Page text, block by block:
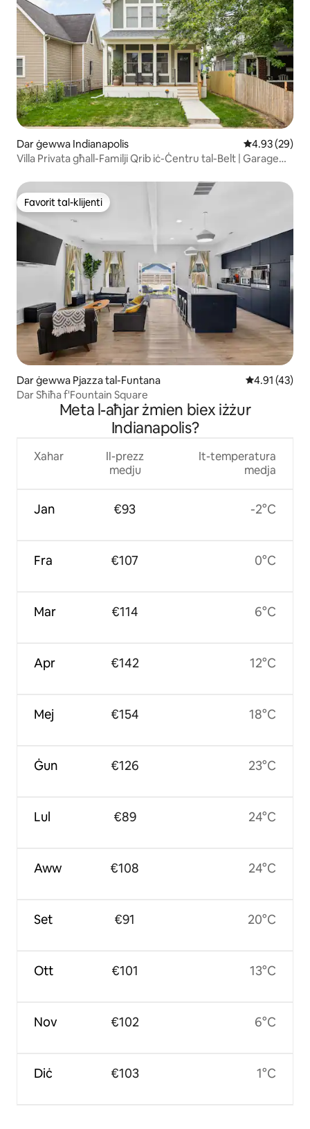
Dar ġewwa Indianapolis Rating medju
4.93 (29)
Villa Privata għall-Familji Qrib iċ-Ċentru tal-Belt | Garage
Favorit tal-klijenti
Favorit tal-klijenti
Dar ġewwa Pjazza tal-Funtana Rating
4.91 (43)
Dar Sħiħa f'Fountain Square
Meta l-aħjar żmien biex iżżur
Indianapolis?
Xahar
Jan
Fra
Mar
Apr
Mej
Ġun
Lul
Aww
Set
Ott
Nov
Diċ
Il-prezz
medju
€93
€107
€114
€142
€154
€126
€89
€108
€91
€101
€102
€103
It-temperatura
medja
-2°C
0°C
6°C
12°C
18°C
23°C
24°C
24°C
20°C
13°C
6°C
1°C